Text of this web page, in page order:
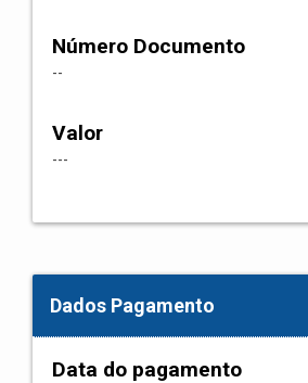
Número Documento
--
Valor
---
Dados Pagamento
Data do pagamento